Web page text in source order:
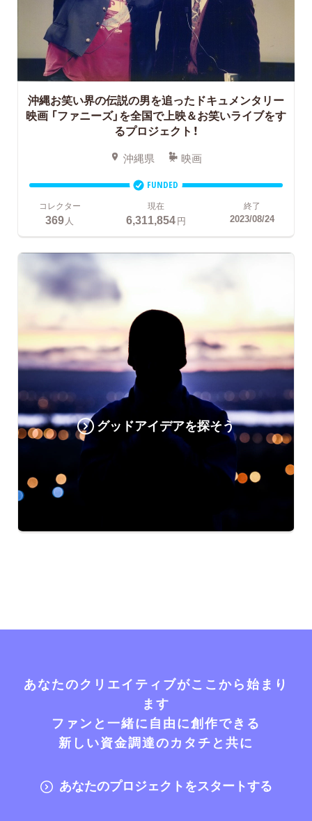
沖縄お笑い界の伝説の男を追ったドキュメンタリー
映画 「ファニーズ」を全国で上映＆お笑いライブをす
るプロジェクト！
沖縄県 映画
FUNDED
コレクター
369 人
現在
6,311,854円
終了
2023/08/24
グッドアイデアを探そう
あなたのクリエイティブがここから始まり
ます
ファンと一緒に自由に創作できる
新しい資金調達のカタチと共に
あなたのプロジェクトをスタートする